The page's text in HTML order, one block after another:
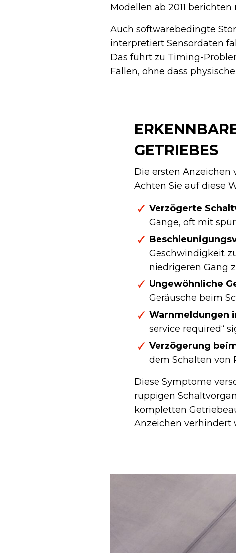
Modellen ab 2011
Auch softwarebedingte
interpretiert Sensordaten
Das führt zu Timing-
Fällen, ohne dass
GETRIEBES
Die ersten Anzeichen
Achten Sie auf diese
Verzögerte
Gänge, oft mit
Geschwindigkeit
niedrigeren Gang
Ungewöhnliche
Geräusche beim
Warnmeldungen
service required“
Verzögerung
dem Schalten von
Diese Symptome
ruppigen
kompletten
Anzeichen verhindert